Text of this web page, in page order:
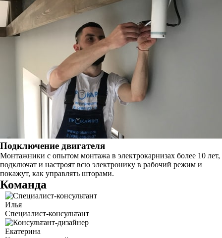
Подключение двигателя
Монтажники с опытом монтажа в электрокарнизах более 10 лет,
подключат и настроят всю электронику в рабочий режим и
покажут, как управлять шторами.
Команда
Илья
Специалист-консультант
Екатерина